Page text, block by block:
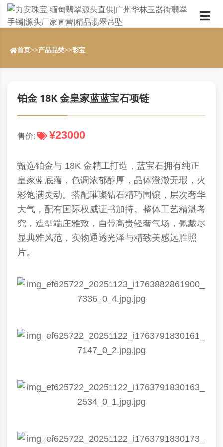
首页>>产品品类>>彩宝
铂金 18K 金皇家蓝蓝宝石项链
售价: ¥23000
甄选铂金与 18K 金精工打造，蓝宝石拥有纯正
皇家蓝底蕴，色调浓郁醇厚，晶体澄澈无瑕，火
彩饱满灵动。搭配璀璨钻石精巧围镶，层次奢华
大气，配有国际权威证书加持。整体工艺精湛考
究，造型端庄雅致，自带高贵轻奢气场，佩戴尽
显典雅风范，实物通透光泽与精致美感远胜照
片。